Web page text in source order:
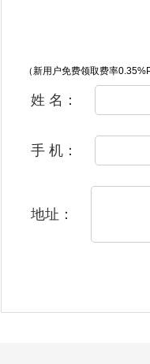
（新用户免费领取费率
姓 名：
手 机：
地址：